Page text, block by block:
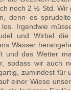
noch 2 ½ Std.
denn es
Irgendwie
und Wirbel
Wasser
und das Wetter
sodass wir auch
zumindest für
einer Wiese